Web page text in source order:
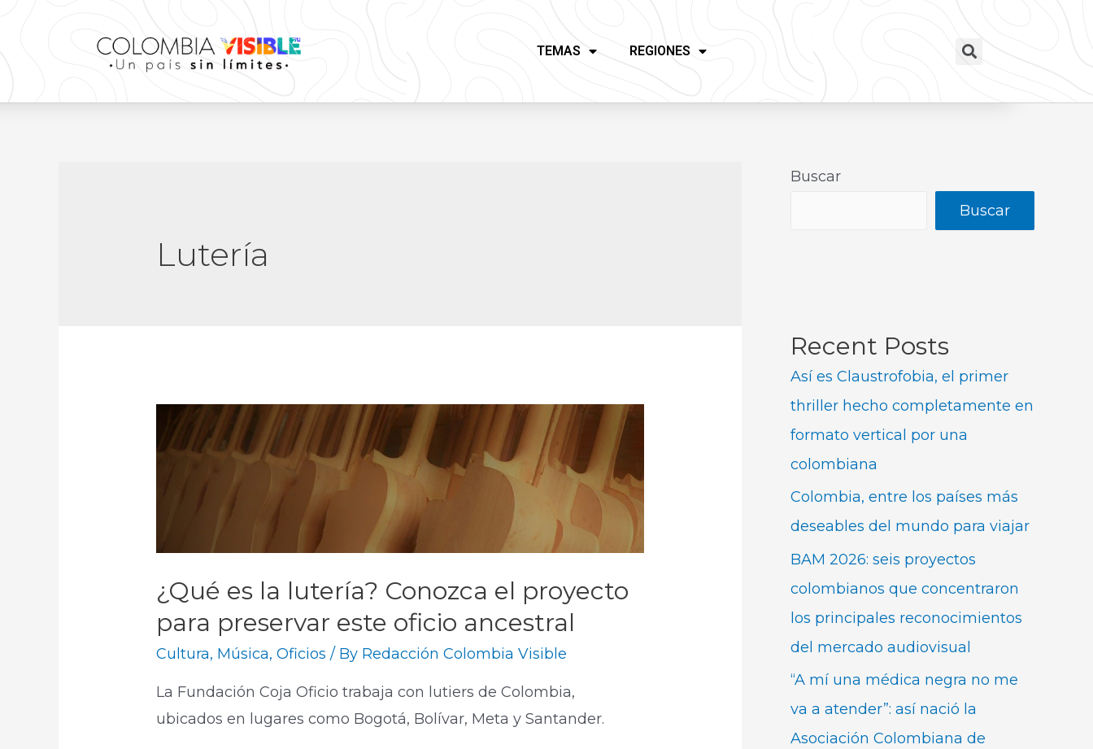
TEMAS REGIONES
Lutería
¿Qué es la lutería? Conozca el proyecto
para preservar este oficio ancestral
Cultura, Música,Oficios / By Redacción Colombia Visible
La Fundación Coja Oficio trabaja con lutiers de Colombia,
ubicados en lugares como Bogotá, Bolívar, Meta y Santander.
Buscar
Buscar
Recent Posts
Así es Claustrofobia, el primer
thriller hecho completamente en
formato vertical por una
colombiana
Colombia, entre los países más
deseables del mundo para viajar
BAM 2026: seis proyectos
colombianos que concentraron
los principales reconocimientos
del mercado audiovisual
“A mí una médica negra no me
va a atender”: así nació la
Asociación Colombiana de